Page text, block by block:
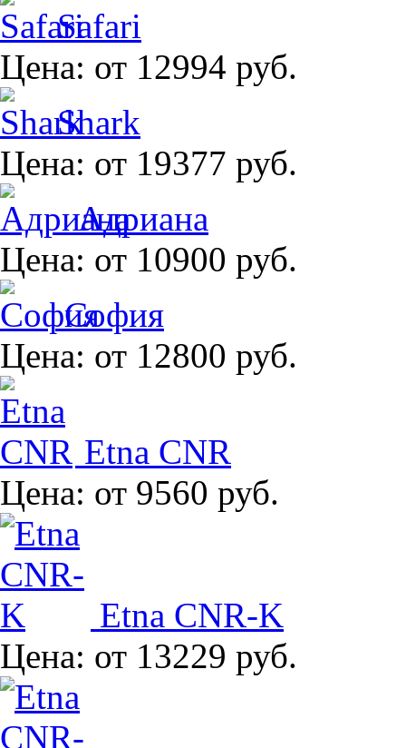
Safari
Цена: от 12994 руб.
Shark
Цена: от 19377 руб.
Адриана
Цена: от 10900 руб.
София
Цена: от 12800 руб.
Etna CNR
Цена: от 9560 руб.
Etna CNR-K
Цена: от 13229 руб.